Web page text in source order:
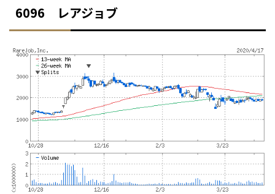
6096 レアジョブ